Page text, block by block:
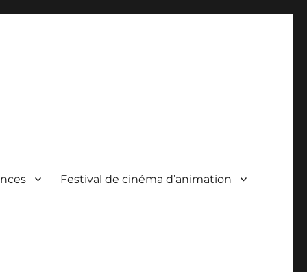
Festival de cinéma d’animation